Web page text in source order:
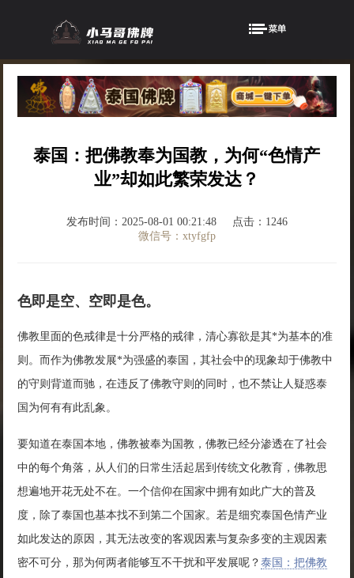
泰国：把佛教奉为国教，为何“色情产
业”却如此繁荣发达？
发布时间：2025-08-01 00:21:48
点击：1246
微信号：xtyfgfp
色即是空、空即是色。
佛教里面的色戒律是十分严格的戒律，清心寡欲是其*为基本的准
则。而作为佛教发展*为强盛的泰国，其社会中的现象却于佛教中
的守则背道而驰，在违反了佛教守则的同时，也不禁让人疑惑泰
国为何有有此乱象。
要知道在泰国本地，佛教被奉为国教，佛教已经分渗透在了社会
中的每个角落，从人们的日常生活起居到传统文化教育，佛教思
想遍地开花无处不在。一个信仰在国家中拥有如此广大的普及
度，除了泰国也基本找不到第二个国家。若是细究泰国色情产业
如此发达的原因，其无法改变的客观因素与复杂多变的主观因素
密不可分，那为何两者能够互不干扰和平发展呢？泰国：把佛教